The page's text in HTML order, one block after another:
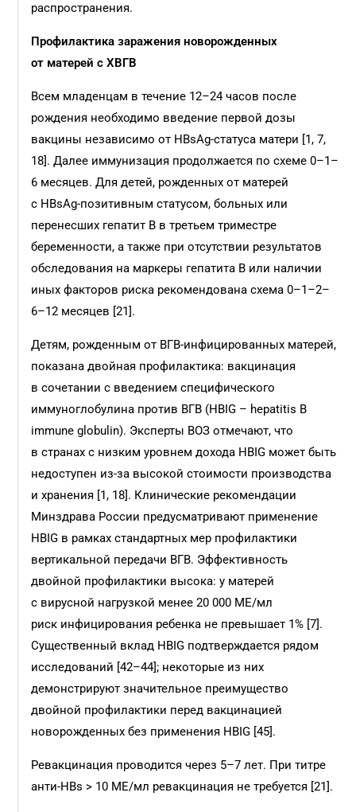
распространения.
Профилактика заражения новорожденных
от матерей с ХВГВ
Всем младенцам в течение 12–24 часов после
рождения необходимо введение первой дозы
вакцины независимо от HBsAg-статуса матери [1, 7,
18]. Далее иммунизация продолжается по схеме 0–1–
6 месяцев. Для детей, рожденных от матерей
с HBsAg-позитивным статусом, больных или
перенесших гепатит B в третьем триместре
беременности, а также при отсутствии результатов
обследования на маркеры гепатита B или наличии
иных факторов риска рекомендована схема 0–1–2–
6–12 месяцев [21].
Детям, рожденным от ВГВ-инфицированных матерей,
показана двойная профилактика: вакцинация
в сочетании с введением специфического
иммуноглобулина против ВГВ (HBIG – hepatitis B
immune globulin). Эксперты ВОЗ отмечают, что
в странах с низким уровнем дохода HBIG может быть
недоступен из-за высокой стоимости производства
и хранения [1, 18]. Клинические рекомендации
Минздрава России предусматривают применение
HBIG в рамках стандартных мер профилактики
вертикальной передачи ВГВ. Эффективность
двойной профилактики высока: у матерей
с вирусной нагрузкой менее 20 000 МЕ/мл
риск инфицирования ребенка не превышает 1% [7].
Существенный вклад HBIG подтверждается рядом
исследований [42–44]; некоторые из них
демонстрируют значительное преимущество
двойной профилактики перед вакцинацией
новорожденных без применения HBIG [45].
Ревакцинация проводится через 5–7 лет. При титре
анти-HBs > 10 МЕ/мл ревакцинация не требуется [21].